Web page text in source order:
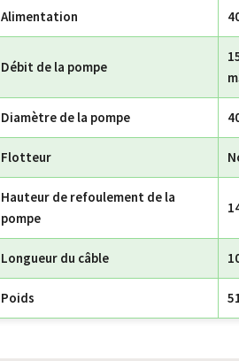
Alimentation
Débit de la pompe
Diamètre de la pompe
Flotteur
Hauteur de refoulement de la
pompe
Longueur du câble
Poids